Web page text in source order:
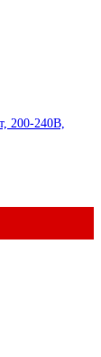
200-240В,